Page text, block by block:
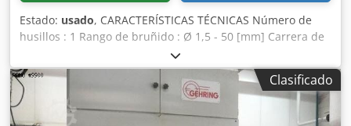
Estado: usado, CARACTERÍSTICAS TÉCNICAS Número de
husillos : 1 Rango de bruñido : Ø 1,5 - 50 [mm] Carrera de
bruñido : 0 - 100 [mm] Codpfxeug U Dyj Al Dsrf Velocidad
del husillo : 150 - 2500 [rpm] Dimensiones : 1550 x 800 x
1450 [mm]
Clasificado